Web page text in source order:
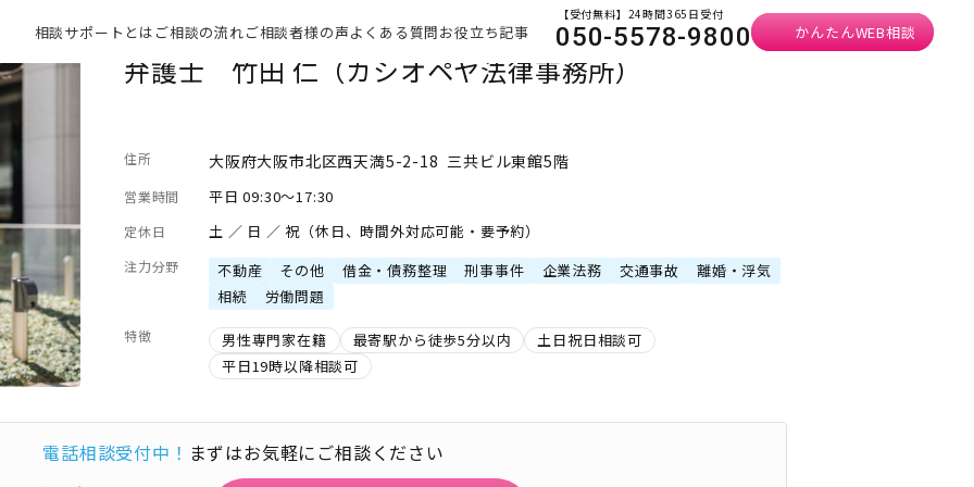
相談サポートとは ご相談の流れご相談者様の声よくある質問お役立ち記事
【受付無料】24時間365日受付
050-5578-9800 かんたんWEB相談
弁護士 竹田 仁（カシオペヤ法律事務所）
住所 大阪府大阪市北区西天満5-2-18 三共ビル東館5階
営業時間 平日 09:30～17:30
定休日 土 ／ 日 ／ 祝（休日、時間外対応可能・要予約）
注力分野 不動産 その他 借金・債務整理 刑事事件 企業法務 交通事故
離婚・浮気
相続
労働問題
特徴 男性専門家在籍 最寄駅から徒歩5分以内
土日祝日相談可
平日19時以降相談可
電話相談受付中！ まずはお気軽にご相談ください